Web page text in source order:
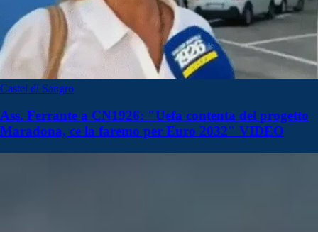
Castel di Sangro
Ass. Ferrante a CN1926: "Uefa contenta del progetto
Maradona, ce la faremo per Euro 2032" VIDEO